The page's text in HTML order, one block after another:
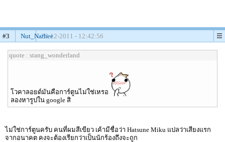
#3 Nut_Nathee23-12-2011 - 12:42:56
quote : stang_wonderland
โวคาลอยด์มันคือการ์ตูนไม่ใช่เหรอ
ลองหารูปใน google สิ
ไม่ใช่การ์ตูนครับ คนที่ผมสีเขียว เค้ามีชื่อว่า Hatsune Miku แปลว่าเสียงแรก
จากอนาคต คงจะต้องเรียกว่าเป็นนักร้องถึงจะถูก